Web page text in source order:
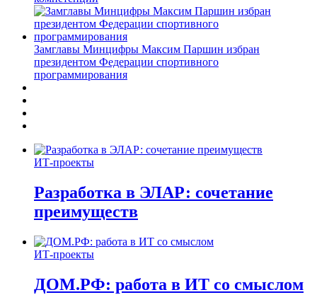
Замглавы Минцифры Максим Паршин избран
президентом Федерации спортивного
программирования
ИТ-проекты
Разработка в ЭЛАР: сочетание
преимуществ
ИТ-проекты
ДОМ.РФ: работа в ИТ со смыслом